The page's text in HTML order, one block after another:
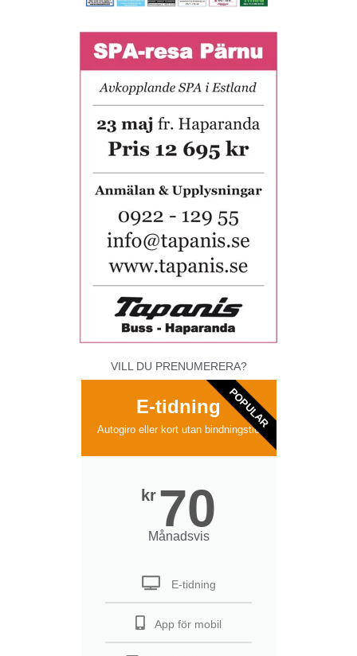
VILL DU PRENUMERERA?
E-tidning
Autogiro eller kort utan bindningstid
kr 70
Månadsvis
E-tidning
App för mobil
POPULAR